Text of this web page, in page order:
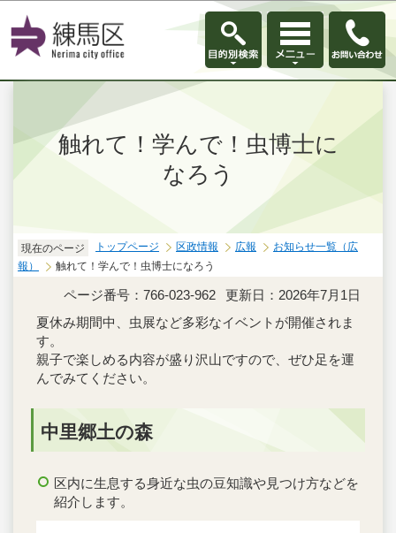
このページの本文へ移動
触れて！学んで！虫博士に
なろう
現在のページ トップページ 区政情報 広報
お知らせ一覧（広
報）
触れて！学んで！虫博士になろう
ページ番号：766-023-962
更新日：2026年7月1日
夏休み期間中、虫展など多彩なイベントが開催されま
す。
親子で楽しめる内容が盛り沢山ですので、ぜひ足を運
んでみてください。
中里郷土の森
区内に生息する身近な虫の豆知識や見つけ方などを
紹介します。